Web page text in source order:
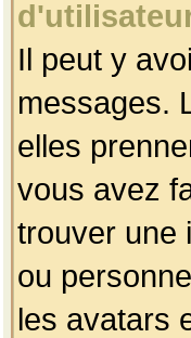
Il peut y
messages.
elles
vous avez
trouver une
ou
les avatars